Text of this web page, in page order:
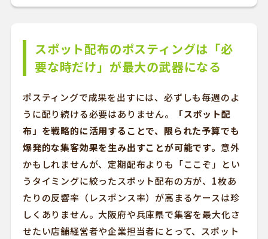
スポット配布のポスティングは「必
要な時だけ」が最大の武器になる
ポスティングで成果を出すには、必ずしも毎週のよ
うに配り続ける必要はありません。
「スポット配
布」を戦略的に活用することで、限られた予算でも
爆発的な集客効果を生み出すことが可能です。 意外
かもしれませんが、定期配布よりも「ここぞ」とい
うタイミングに絞ったスポット配布の方が、1枚あ
たりの反響率（レスポンス率）が高まるケースは珍
しくありません。大阪府や兵庫県で集客を最大化さ
せたい店舗経営者や企業担当者にとって、スポット